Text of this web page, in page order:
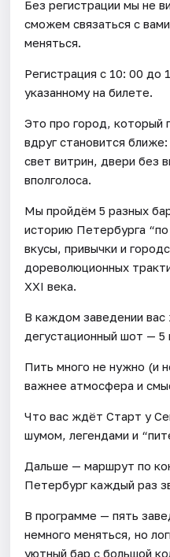
Без регистрации мы не
сможем связаться с
меняться.
Регистрация с 10: 00 до
указанному на билете.
Это про город, который
вдруг становится
свет витрин, двери без
вполголоса.
Мы пройдём 5 разных
историю Петербурга
вкусы, привычки и
дореволюционных
XXI века.
В каждом заведении вас
дегустационный шот —
Пить много не нужно (и
важнее атмосфера и
Что вас ждёт Старт у
шумом, легендами и
Дальше — маршрут по
Петербург каждый раз
В программе — пять
немного меняться, но
уютный бар с большой